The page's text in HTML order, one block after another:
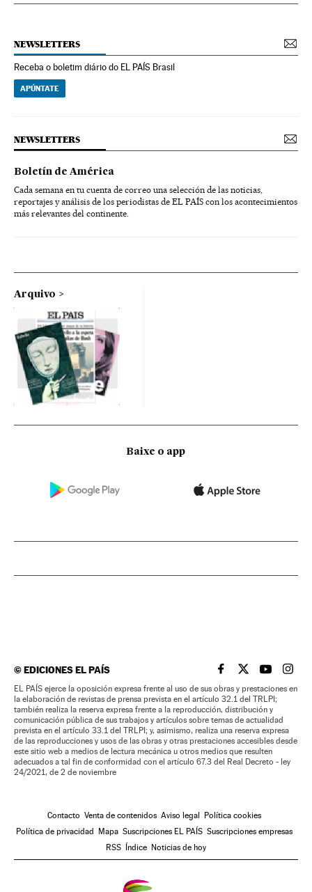
NEWSLETTERS
Receba o boletim diário do EL PAÍS Brasil
APÚNTATE
NEWSLETTERS
Boletín de América
Cada semana en tu cuenta de correo una selección de las noticias,
reportajes y análisis de los periodistas de EL PAÍS con los acontecimientos
más relevantes del continente.
Arquivo
Baixe o app
©EDICIONES EL PAÍS EL PAÍS BRASIL EN
EL PAÍSEL PAÍS
EL
EL PAÍS ejerce la oposición expresa frente al uso de sus obras y prestaciones en
la elaboración de revistas de prensa prevista en el artículo 32.1 del TRLPI;
también realiza la reserva expresa frente a la reproducción, distribución y
comunicación pública de sus trabajos y artículos sobre temas de actualidad
prevista en el artículo 33.1 del TRLPI; y, asimismo, realiza una reserva expresa
de las reproducciones y usos de las obras y otras prestaciones accesibles desde
este sitio web a medios de lectura mecánica u otros medios que resulten
adecuados a tal fin de conformidad con el artículo 67.3 del Real Decreto - ley
24/2021, de 2 de noviembre
Contacto Venta de contenidos Aviso legal
Política cookies
Política de privacidad
Mapa Suscripciones EL PAÍS Suscripciones empresas
RSS
Índice Noticias de hoy